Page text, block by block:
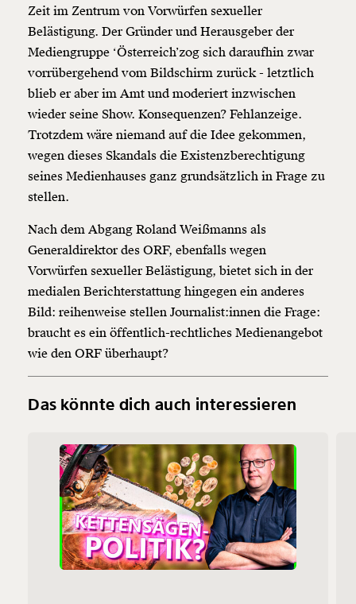
Zeit im Zentrum von Vorwürfen sexueller
Belästigung. Der Gründer und Herausgeber der
Mediengruppe ‘Österreich’zog sich daraufhin zwar
vorrübergehend vom Bildschirm zurück - letztlich
blieb er aber im Amt und moderiert inzwischen
wieder seine Show. Konsequenzen? Fehlanzeige.
Trotzdem wäre niemand auf die Idee gekommen,
wegen dieses Skandals die Existenzberechtigung
seines Medienhauses ganz grundsätzlich in Frage zu
stellen.
Nach dem Abgang Roland Weißmanns als
Generaldirektor des ORF, ebenfalls wegen
Vorwürfen sexueller Belästigung, bietet sich in der
medialen Berichterstattung hingegen ein anderes
Bild: reihenweise stellen Journalist:innen die Frage:
braucht es ein öffentlich-rechtliches Medienangebot
wie den ORF überhaupt?
Das könnte dich auch interessieren